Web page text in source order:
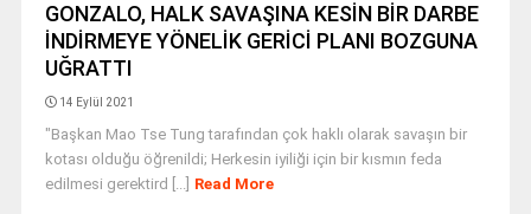
GONZALO, HALK SAVAŞINA KESİN BİR DARBE
İNDİRMEYE YÖNELİK GERİCİ PLANI BOZGUNA
UĞRATTI
14 Eylül 2021
"Başkan Mao Tse Tung tarafından çok haklı olarak savaşın bir
kotası olduğu öğrenildi; Herkesin iyiliği için bir kısmın feda
edilmesi gerektird [...] Read More